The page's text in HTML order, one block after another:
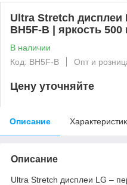
Ultra Stretch дисплеи
BH5F-B | яркость 500
В наличии
Код: BH5F-B
Опт и
Цену уточняйте
Описание
Описание
Ultra Stretch дисплеи LG –